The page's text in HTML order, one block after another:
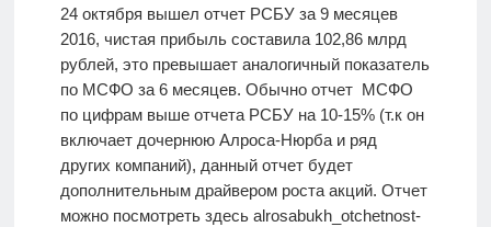
24 октября вышел отчет РСБУ за 9 месяцев
2016, чистая прибыль составила 102,86 млрд
рублей, это превышает аналогичный показатель
по МСФО за 6 месяцев. Обычно отчет МСФО
по цифрам выше отчета РСБУ на 10-15% (т.к он
включает дочернюю Алроса-Нюрба и ряд
других компаний), данный отчет будет
дополнительным драйвером роста акций. Отчет
можно посмотреть здесь alrosabukh_otchetnost-